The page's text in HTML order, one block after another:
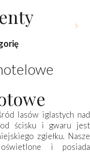
typu
typu
z
typu
lasów iglastych nad
ścisku i gwaru jest
zgiełku. Nasze
i posiada